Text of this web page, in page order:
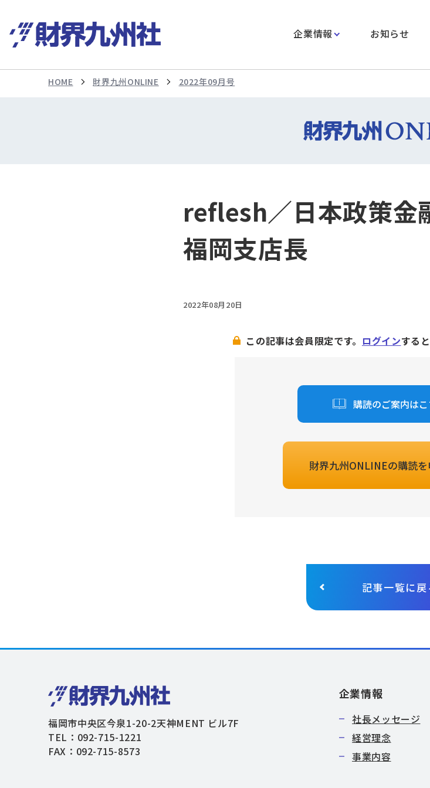
企業情報 お知らせ
HOME 財界九州ONLINE 2022年09月号
reflesh／日本政策金
福岡支店長
2022年08月20日
この記事は会員限定です。 ログインする
購読のご案内は
財界九州ONLINEの購読
記事一覧に戻
福岡市中央区今泉1-20-2天神MENT ビル7F
TEL：092-715-1221
FAX：092-715-8573
企業情報
社長メッセージ
経営理念
事業内容